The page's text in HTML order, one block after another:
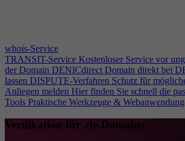
whois-Service
TRANSIT-Service Kostenloser Service vor
der Domain DENICdirect Domain direkt bei
lassen DISPUTE-Verfahren Schutz für
Anliegen melden Hier finden Sie schnell die
Tools Praktische Werkzeuge &
Verifikation für .de-Domains